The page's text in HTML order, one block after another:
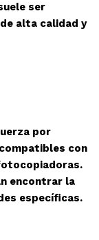
ser
alta calidad y
por
con
encontrar la
específicas.